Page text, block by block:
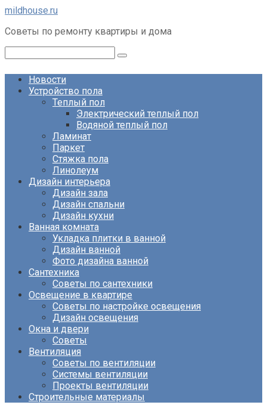
Перейти
контенту
mildhouse.ru
Советы по ремонту квартиры и дома
Новости
Устройство пола
Теплый пол
Электрический теплый пол
Водяной теплый пол
Ламинат
Паркет
Стяжка пола
Линолеум
Дизайн интерьера
Дизайн зала
Дизайн спальни
Дизайн кухни
Ванная комната
Укладка плитки в ванной
Дизайн ванной
Фото дизайна ванной
Сантехника
Советы по сантехники
Освещение в квартире
Советы по настройке освещения
Дизайн освещения
Окна и двери
Советы
Вентиляция
Советы по вентиляции
Системы вентиляции
Проекты вентиляции
Строительные материалы